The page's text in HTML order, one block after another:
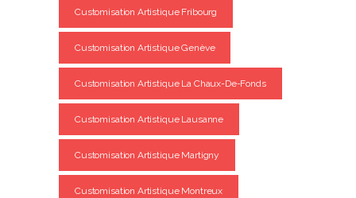
Customisation Artistique Fribourg
Customisation Artistique Genève
Customisation Artistique La Chaux-De-Fonds
Customisation Artistique Lausanne
Customisation Artistique Martigny
Customisation Artistique Montreux